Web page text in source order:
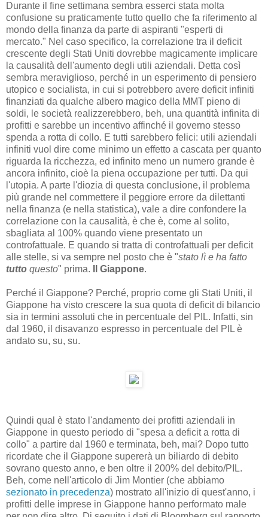
Durante il fine settimana sembra esserci stata molta
confusione su praticamente tutto quello che fa riferimento al
mondo della finanza da parte di aspiranti "esperti di
mercato." Nel caso specifico, la correlazione tra il deficit
crescente degli Stati Uniti dovrebbe magicamente implicare
la causalità dell'aumento degli utili aziendali. Detta così
sembra meraviglioso, perché in un esperimento di pensiero
utopico e socialista, in cui si potrebbero avere deficit infiniti
finanziati da qualche albero magico della MMT pieno di
soldi, le società realizzerebbero, beh, una quantità infinita di
profitti e sarebbe un incentivo affinché il governo stesso
spenda a rotta di collo. E tutti sarebbero felici: utili aziendali
infiniti vuol dire come minimo un effetto a cascata per quanto
riguarda la ricchezza, ed infinito meno un numero grande è
ancora infinito, cioè la piena occupazione per tutti. Da qui
l'utopia. A parte l'diozia di questa conclusione, il problema
più grande nel commettere il peggiore errore da dilettanti
nella finanza (e nella statistica), vale a dire confondere la
correlazione con la causalità, è che è, come al solito,
sbagliata al 100% quando viene presentato un
controfattuale. E quando si tratta di controfattuali per deficit
alle stelle, si va sempre nel posto che è "stato lì e ha fatto
tutto questo" prima. Il Giappone.
Perché il Giappone? Perché, proprio come gli Stati Uniti, il
Giappone ha visto crescere la sua quota di deficit di bilancio
sia in termini assoluti che in percentuale del PIL. Infatti, sin
dal 1960, il disavanzo espresso in percentuale del PIL è
andato su, su, su.
Quindi qual è stato l'andamento dei profitti aziendali in
Giappone in questo periodo di "spesa a deficit a rotta di
collo" a partire dal 1960 e terminata, beh, mai? Dopo tutto
ricordate che il Giappone supererà un biliardo di debito
sovrano questo anno, e ben oltre il 200% del debito/PIL.
Beh, come nell'articolo di Jim Montier (che abbiamo
sezionato in precedenza) mostrato all'inizio di quest'anno, i
profitti delle imprese in Giappone hanno performato male